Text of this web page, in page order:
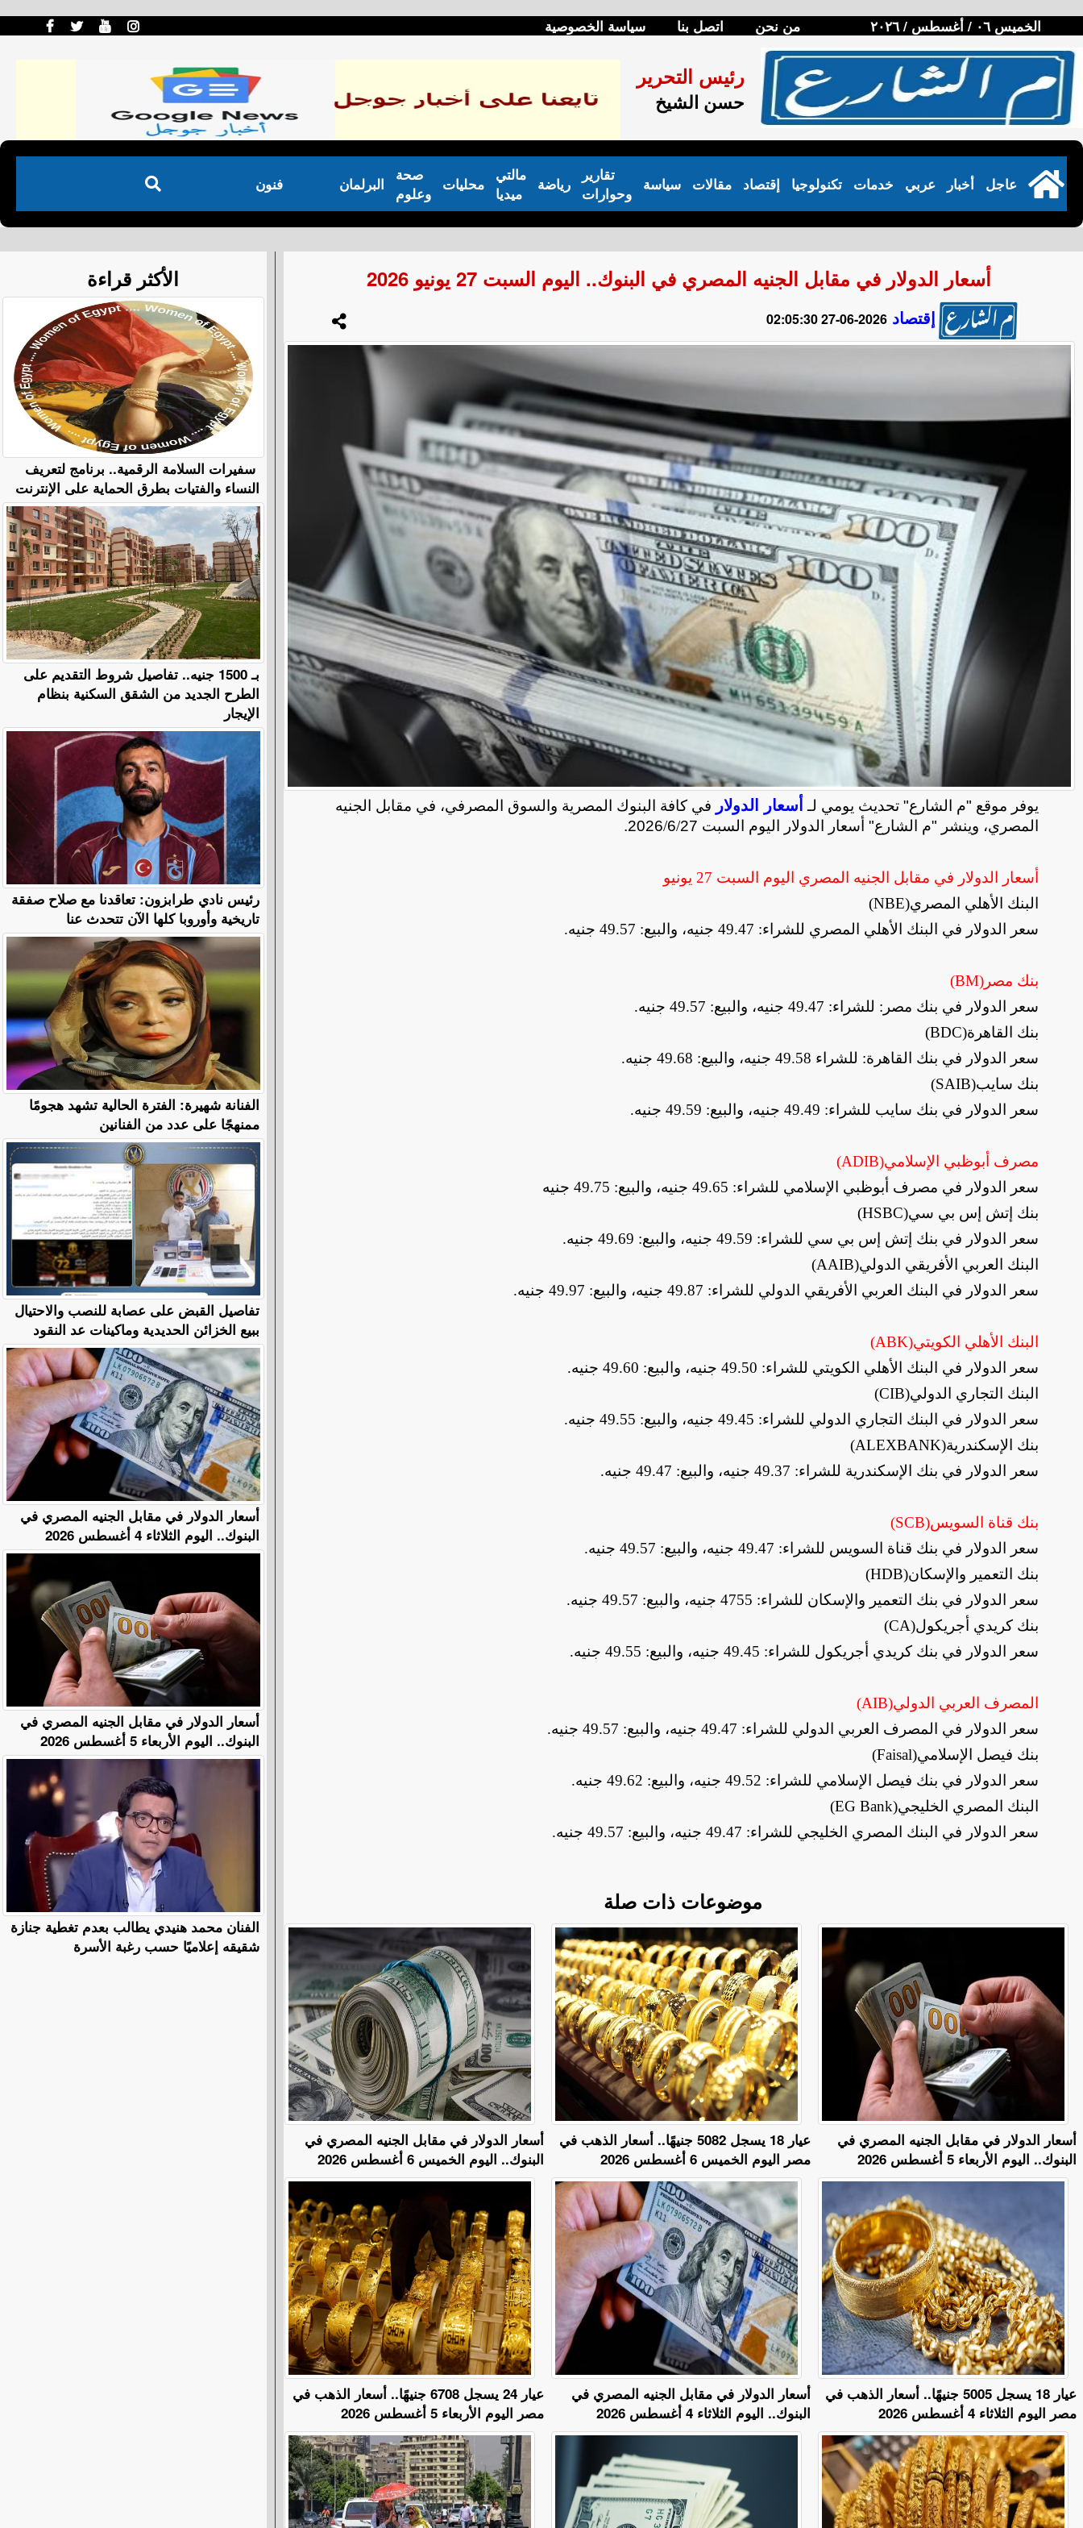
الخميس ٠٦ / أغسطس / ٢٠٢٦ من نحن اتصل بنا سياسة الخصوصية
رئيس التحرير
حسن الشيخ
فنون البرلمان
صحة
وعلوم
محليات
مالتي
ميديا
رياضة
تقارير
وحوارات
سياسة مقالات إقتصاد تكنولوجيا خدمات عربي أخبار عاجل
أسعار الدولار في مقابل الجنيه المصري في البنوك.. اليوم السبت 27 يونيو 2026
إقتصاد 2026-06-27 02:05:30
يوفر موقع "م الشارع" تحديث يومي لـ أسعار الدولار في كافة البنوك المصرية والسوق المصرفي، في مقابل الجنيه
المصري، وينشر "م الشارع" أسعار الدولار اليوم السبت 27
/
6
/
2026.
أسعار الدولار في مقابل الجنيه المصري اليوم السبت 27 يونيو
البنك الأهلي المصري(NBE)
سعر الدولار في البنك الأهلي المصري للشراء: 49.47 جنيه، والبيع: 49.57 جنيه
.
بنك مصر (BM)
سعر الدولار في بنك مصر: للشراء: 49.47 جنيه، والبيع: 49.57 جنيه
.
بنك القاهرة(BDC)
سعر الدولار في بنك القاهرة: للشراء 49.58 جنيه، والبيع: 49.68 جنيه
.
بنك سايب(SAIB)
سعر الدولار في بنك سايب للشراء: 49.49 جنيه، والبيع: 49.59 جنيه
.
مصرف أبوظبي الإسلامي(ADIB)
سعر الدولار في مصرف أبوظبي الإسلامي للشراء: 49.65 جنيه، والبيع: 49.75 جنيه
بنك إتش إس بي سي(HSBC)
سعر الدولار في بنك إتش إس بي سي للشراء: 49.59 جنيه، والبيع: 49.69 جنيه
.
البنك العربي الأفريقي الدولي(AAIB)
سعر الدولار في البنك العربي الأفريقي الدولي للشراء: 49.87 جنيه، والبيع: 49.97 جنيه
.
البنك الأهلي الكويتي(ABK)
سعر الدولار في البنك الأهلي الكويتي للشراء: 49.50 جنيه، والبيع: 49.60 جنيه
.
البنك التجاري الدولي(CIB)
سعر الدولار في البنك التجاري الدولي للشراء: 49.45 جنيه، والبيع: 49.55 جنيه
.
بنك الإسكندرية(ALEXBANK)
سعر الدولار في بنك الإسكندرية للشراء: 49.37 جنيه، والبيع: 49.47 جنيه
.
بنك قناة السويس(SCB)
سعر الدولار في بنك قناة السويس للشراء: 49.47 جنيه، والبيع: 49.57 جنيه
.
بنك التعمير والإسكان(HDB)
سعر الدولار في بنك التعمير والإسكان للشراء: 4755 جنيه، والبيع: 49.57 جنيه
.
بنك كريدي أجريكول(CA)
سعر الدولار في بنك كريدي أجريكول للشراء: 49.45 جنيه، والبيع: 49.55 جنيه
.
المصرف العربي الدولي(AIB)
سعر الدولار في المصرف العربي الدولي للشراء: 49.47 جنيه، والبيع: 49.57 جنيه
.
بنك فيصل الإسلامي(Faisal)
سعر الدولار في بنك فيصل الإسلامي للشراء: 49.52 جنيه، والبيع: 49.62 جنيه
.
البنك المصري الخليجي(EG Bank)
سعر الدولار في البنك المصري الخليجي للشراء: 49.47 جنيه، والبيع: 49.57 جنيه
.
موضوعات ذات صلة
أسعار الدولار في مقابل الجنيه المصري في
البنوك.. اليوم الخميس 6 أغسطس 2026
عيار 18 يسجل 5082 جنيهًا.. أسعار الذهب في
مصر اليوم الخميس 6 أغسطس 2026
أسعار الدولار في مقابل الجنيه المصري في
البنوك.. اليوم الأربعاء 5 أغسطس 2026
عيار 24 يسجل 6708 جنيهًا.. أسعار الذهب في
مصر اليوم الأربعاء 5 أغسطس 2026
أسعار الدولار في مقابل الجنيه المصري في
البنوك.. اليوم الثلاثاء 4 أغسطس 2026
عيار 18 يسجل 5005 جنيهًا.. أسعار الذهب في
مصر اليوم الثلاثاء 4 أغسطس 2026
الأكثر قراءة
سفيرات السلامة الرقمية.. برنامج لتعريف
النساء والفتيات بطرق الحماية على الإنترنت
بـ 1500 جنيه.. تفاصيل شروط التقديم على
الطرح الجديد من الشقق السكنية بنظام
الإيجار
رئيس نادي طرابزون: تعاقدنا مع صلاح صفقة
تاريخية وأوروبا كلها الآن تتحدث عنا
الفنانة شهيرة: الفترة الحالية تشهد هجومًا
ممنهجًا على عدد من الفنانين
تفاصيل القبض على عصابة للنصب والاحتيال
ببيع الخزائن الحديدية وماكينات عد النقود
أسعار الدولار في مقابل الجنيه المصري في
البنوك.. اليوم الثلاثاء 4 أغسطس 2026
أسعار الدولار في مقابل الجنيه المصري في
البنوك.. اليوم الأربعاء 5 أغسطس 2026
الفنان محمد هنيدي يطالب بعدم تغطية جنازة
شقيقه إعلاميًا حسب رغبة الأسرة